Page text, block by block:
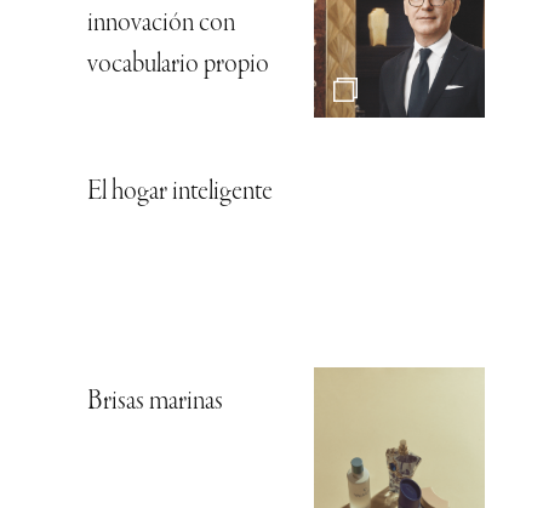
innovación con
vocabulario propio
El hogar inteligente
Brisas marinas